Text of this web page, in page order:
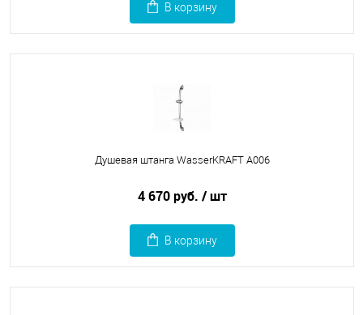
В корзину
Душевая штанга WasserKRAFT A006
4 670 руб. / шт
В корзину